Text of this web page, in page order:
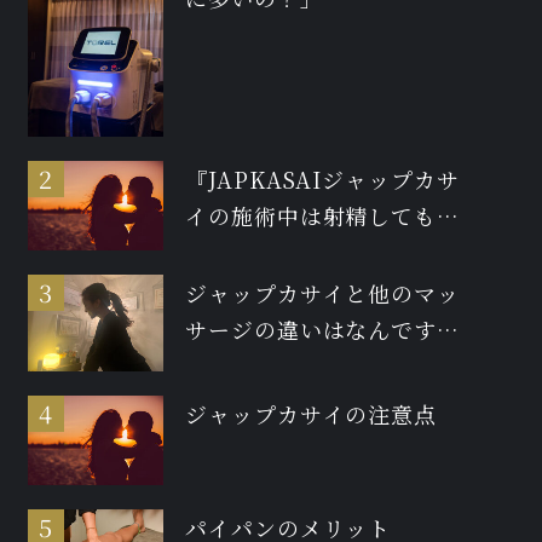
『JAPKASAIジャップカサ
イの施術中は射精しても大
ジャップカサイと他のマッ
サージの違いはなんです
ジャップカサイの注意点
パイパンのメリット